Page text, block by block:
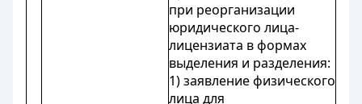
при реорганизации
юридического лица-
лицензиата в формах
выделения и разделения:
1) заявление физического
лица для